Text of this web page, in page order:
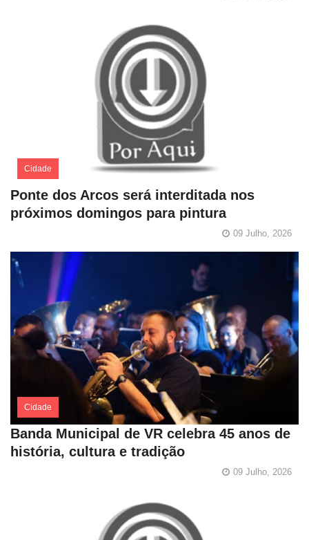
Cidade
Ponte dos Arcos será interditada nos
próximos domingos para pintura
09 Julho, 2026
Cidade
Banda Municipal de VR celebra 45 anos de
história, cultura e tradição
09 Julho, 2026